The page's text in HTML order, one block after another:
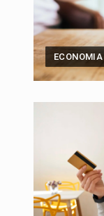
ECONOMIA